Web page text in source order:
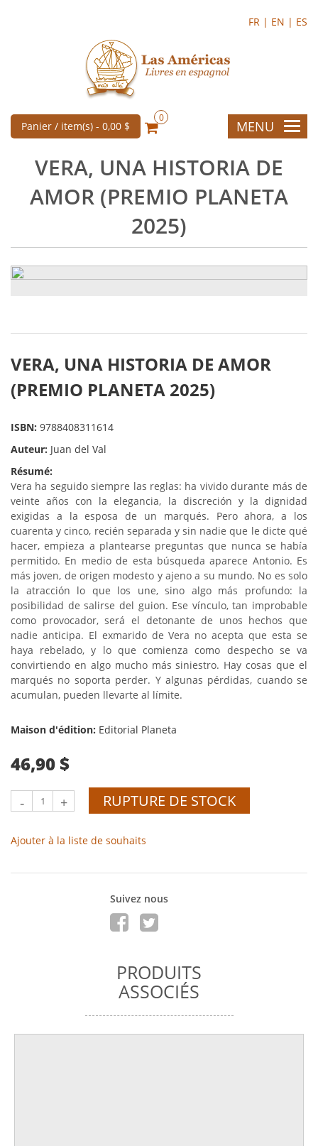
FR | EN | ES
Panier / item(s) - 0,00 $
0
MENU
VERA, UNA HISTORIA DE
AMOR (PREMIO PLANETA
2025)
VERA, UNA HISTORIA DE AMOR
(PREMIO PLANETA 2025)
ISBN: 9788408311614
Auteur: Juan del Val
Résumé:
Vera ha seguido siempre las reglas: ha vivido durante más de
veinte años con la elegancia, la discreción y la dignidad
exigidas a la esposa de un marqués. Pero ahora, a los
cuarenta y cinco, recién separada y sin nadie que le dicte qué
hacer, empieza a plantearse preguntas que nunca se había
permitido. En medio de esta búsqueda aparece Antonio. Es
más joven, de origen modesto y ajeno a su mundo. No es solo
la atracción lo que los une, sino algo más profundo: la
posibilidad de salirse del guion. Ese vínculo, tan improbable
como provocador, será el detonante de unos hechos que
nadie anticipa. El exmarido de Vera no acepta que esta se
haya rebelado, y lo que comienza como despecho se va
convirtiendo en algo mucho más siniestro. Hay cosas que el
marqués no soporta perder. Y algunas pérdidas, cuando se
acumulan, pueden llevarte al límite.
Maison d'édition: Editorial Planeta
46,90 $
- + RUPTURE DE STOCK
Ajouter à la liste de souhaits
Suivez nous
PRODUITS
ASSOCIÉS